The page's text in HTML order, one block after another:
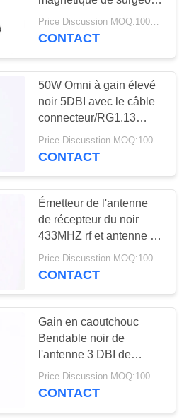
de GPS
de station
de fibre de
d'hélium
de bâti avec le
connecteur de SMA J
Price Discussion MOQ:100PCS
CONTACT
50W Omni à gain élevé
noir 5DBI avec le câble
connecteur/RG1.13
d'IPEX
CONTACT
Émetteur de l'antenne
de récepteur du noir
433MHZ rf et antenne de
récepteur en caoutchouc
à gain élevé
Price Discusstion MOQ:100PCS
CONTACT
Gain en caoutchouc
Bendable noir de
l'antenne 3 DBI de
canard d'antenne de
récepteur de la couleur
Price Discussion MOQ:100PCS
CONTACT